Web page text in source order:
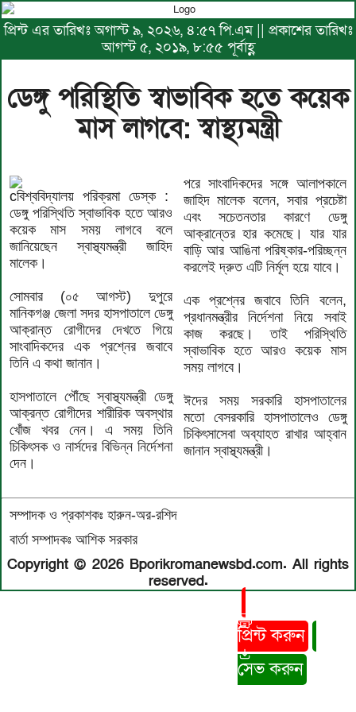
প্রিন্ট এর তারিখঃ অগাস্ট ৯, ২০২৬, ৪:৫৭ পি.এম || প্রকাশের তারিখঃ
আগস্ট ৫, ২০১৯, ৮:৫৫ পূর্বাহ্ণ
ডেঙ্গু পরিস্থিতি স্বাভাবিক হতে কয়েক
মাস লাগবে: স্বাস্থ্যমন্ত্রী
cবিশ্ববিদ্যালয় পরিক্রমা ডেস্ক :
ডেঙ্গু পরিস্থিতি স্বাভাবিক হতে আরও
কয়েক মাস সময় লাগবে বলে
জানিয়েছেন স্বাস্থ্যমন্ত্রী জাহিদ
মালেক।
সোমবার (০৫ আগস্ট) দুপুরে
মানিকগঞ্জ জেলা সদর হাসপাতালে ডেঙ্গু
আক্রান্ত রোগীদের দেখতে গিয়ে
সাংবাদিকদের এক প্রশ্নের জবাবে
তিনি এ কথা জানান।
হাসপাতালে পৌঁছে স্বাস্থ্যমন্ত্রী ডেঙ্গু
আক্রন্ত রোগীদের শারীরিক অবস্থার
খোঁজ খবর নেন। এ সময় তিনি
চিকিৎসক ও নার্সদের বিভিন্ন নির্দেশনা
দেন।
পরে সাংবাদিকদের সঙ্গে আলাপকালে
জাহিদ মালেক বলেন, সবার প্রচেষ্টা
এবং সচেতনতার কারণে ডেঙ্গু
আক্রান্তের হার কমেছে। যার যার
বাড়ি আর আঙিনা পরিষ্কার-পরিচ্ছন্ন
করলেই দ্রুত এটি নির্মূল হয়ে যাবে।
এক প্রশ্নের জবাবে তিনি বলেন,
প্রধানমন্ত্রীর নির্দেশনা নিয়ে সবাই
কাজ করছে। তাই পরিস্থিতি
স্বাভাবিক হতে আরও কয়েক মাস
সময় লাগবে।
ঈদের সময় সরকারি হাসপাতালের
মতো বেসরকারি হাসপাতালেও ডেঙ্গু
চিকিৎসাসেবা অব্যাহত রাখার আহ্বান
জানান স্বাস্থ্যমন্ত্রী।
সম্পাদক ও প্রকাশকঃ হারুন-অর-রশিদ
বার্তা সম্পাদকঃ আশিক সরকার
Copyright © 2026 Bporikromanewsbd.com. All rights
reserved.
প্রিন্ট করুন
সেভ করুন